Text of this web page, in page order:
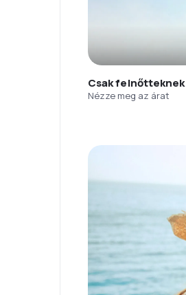
Csak felnőtteknek
Nézze meg az árat